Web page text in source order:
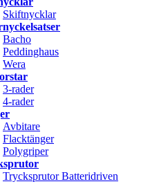
Skiftnycklar
Bacho
Peddinghaus
Wera
3-rader
4-rader
Avbitare
Flacktänger
Polygriper
Trycksprutor Batteridriven